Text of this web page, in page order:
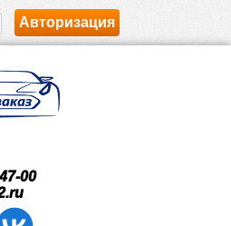
Авторизация
00